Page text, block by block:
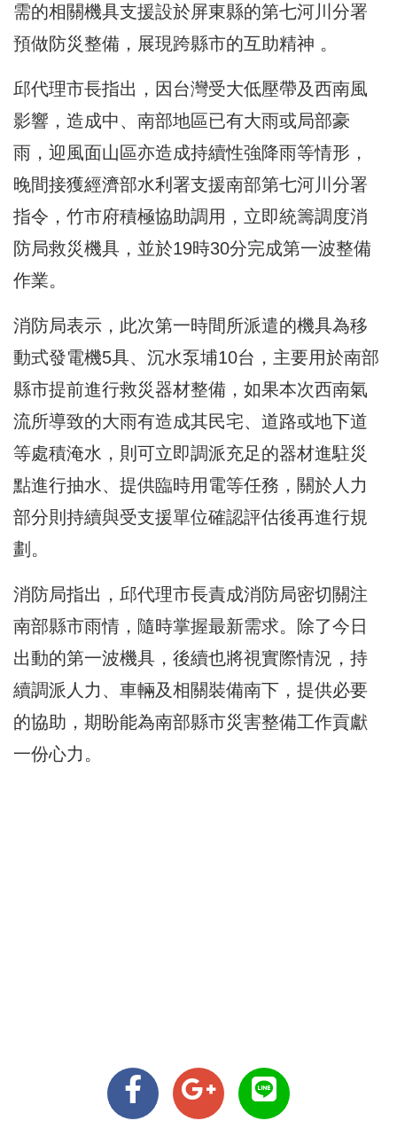
需的相關機具支援設於屏東縣的第七河川分署
預做防災整備，展現跨縣市的互助精神 。
邱代理市長指出，因台灣受大低壓帶及西南風
影響，造成中、南部地區已有大雨或局部豪
雨，迎風面山區亦造成持續性強降雨等情形，
晚間接獲經濟部水利署支援南部第七河川分署
指令，竹市府積極協助調用，立即統籌調度消
防局救災機具，並於19時30分完成第一波整備
作業。
消防局表示，此次第一時間所派遣的機具為移
動式發電機5具、沉水泵埔10台，主要用於南部
縣市提前進行救災器材整備，如果本次西南氣
流所導致的大雨有造成其民宅、道路或地下道
等處積淹水，則可立即調派充足的器材進駐災
點進行抽水、提供臨時用電等任務，關於人力
部分則持續與受支援單位確認評估後再進行規
劃。
消防局指出，邱代理市長責成消防局密切關注
南部縣市雨情，隨時掌握最新需求。除了今日
出動的第一波機具，後續也將視實際情況，持
續調派人力、車輛及相關裝備南下，提供必要
的協助，期盼能為南部縣市災害整備工作貢獻
一份心力。